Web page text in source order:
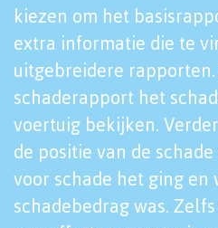
kiezen om het
extra informatie die te
uitgebreidere
schaderapport het
voertuig bekijken.
de positie van de
voor schade het ging en
schadebedrag was.